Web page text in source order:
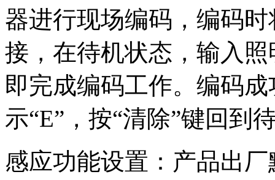
器进行现场编码，编码
接，在待机状态，输入
即完成编码工作。编码
示“E”，按“清除”键回到
感应功能设置：产品出